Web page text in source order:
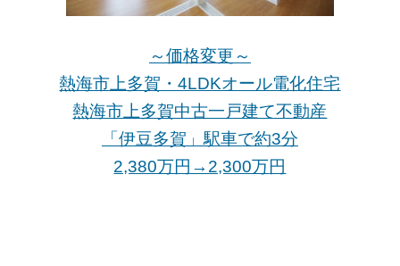
～価格変更～
熱海市上多賀・4LDKオール電化住宅
熱海市上多賀中古一戸建て不動産
「伊豆多賀」駅車で約3分
2,380万円→2,300万円